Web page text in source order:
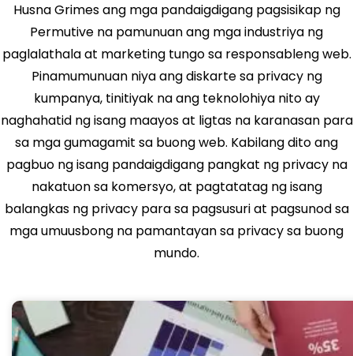
Husna Grimes ang mga pandaigdigang pagsisikap ng
Permutive na pamunuan ang mga industriya ng
paglalathala at marketing tungo sa responsableng web.
Pinamumunuan niya ang diskarte sa privacy ng
kumpanya, tinitiyak na ang teknolohiya nito ay
naghahatid ng isang maayos at ligtas na karanasan para
sa mga gumagamit sa buong web. Kabilang dito ang
pagbuo ng isang pandaigdigang pangkat ng privacy na
nakatuon sa komersyo, at pagtatatag ng isang
balangkas ng privacy para sa pagsusuri at pagsunod sa
mga umuusbong na pamantayan sa privacy sa buong
mundo.